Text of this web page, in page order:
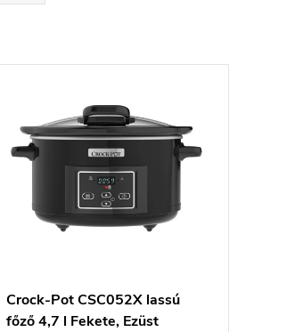
Crock-Pot CSC052X lassú
főző 4,7 l Fekete, Ezüst